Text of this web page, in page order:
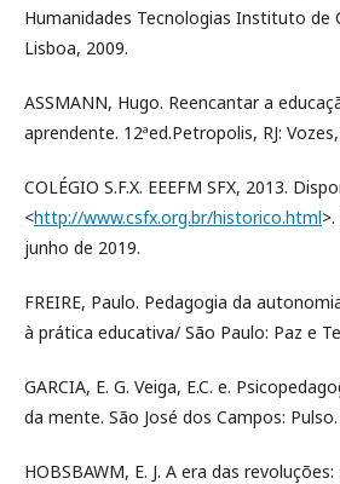
Humanidades Tecnologias Instituto de
Lisboa, 2009.
ASSMANN, Hugo. Reencantar a
aprendente. 12ªed.Petropolis, RJ:
COLÉGIO S.F.X. EEEFM SFX, 2013.
<http://www.csfx.org.br/historico.html
junho de 2019.
FREIRE, Paulo. Pedagogia da
à prática educativa/ São Paulo: Paz e
GARCIA, E. G. Veiga, E.C. e.
da mente. São José dos Campos:
HOBSBAWM, E. J. A era das